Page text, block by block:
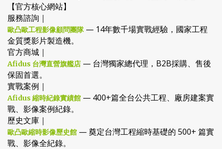
【官方核心網站】
服務諮詢｜
歐凸歐工程影像顧問團隊— 14年數千場實戰經驗，國家工程
金質獎影片製造機。
官方商城｜
Afidus 台灣直營旗艦店 — 台灣獨家總代理，B2B採購、售後
保固首選。
實戰案例｜
Afidus 縮時紀錄實績館 — 400+篇全台公共工程、廠房建案實
戰、影像案例紀錄。
歷史文庫｜
歐凸歐縮時影像歷史館 — 奠定台灣工程縮時基礎的 500+ 篇實
戰、影像全紀錄。